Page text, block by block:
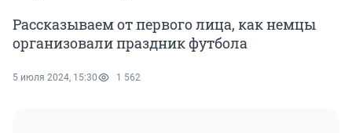
Рассказываем от первого лица, как немцы
организовали праздник футбола
5 июля 2024, 15:30 1 562